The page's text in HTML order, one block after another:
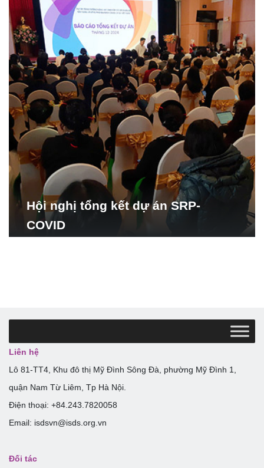
Hội nghị tổng kết dự án SRP-
COVID
Liên hệ
Lô 81-TT4, Khu đô thị Mỹ Đình Sông Đà, phường Mỹ Đình 1,
quận Nam Từ Liêm, Tp Hà Nội.
Điện thoại: +84.243.7820058
Email: isdsvn@isds.org.vn
Đối tác